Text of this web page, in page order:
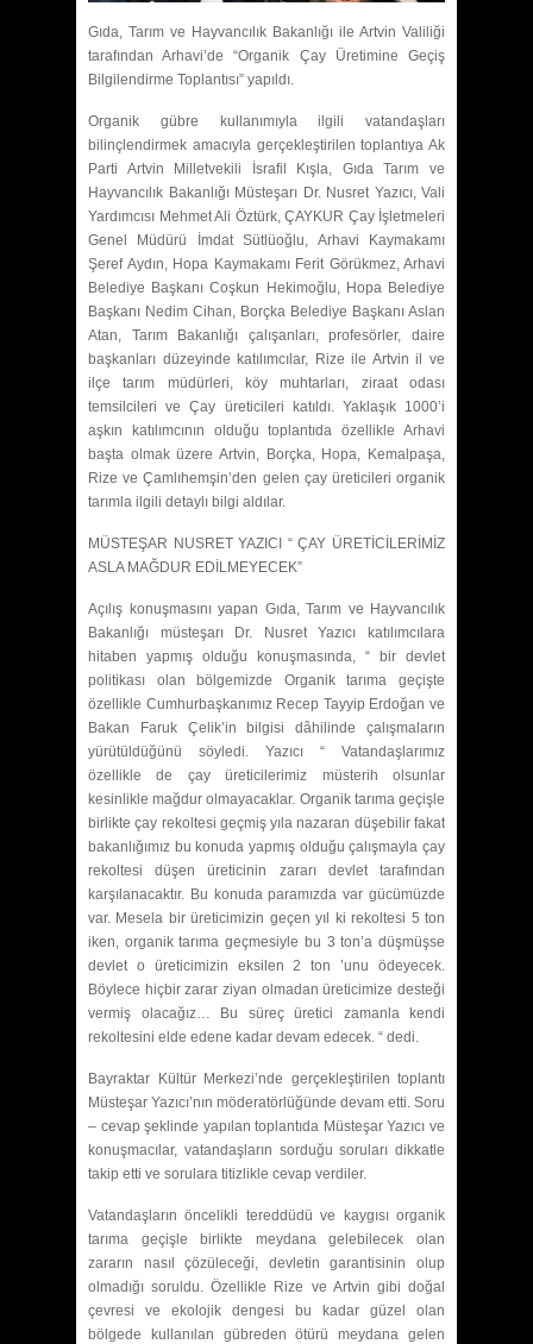
Gıda, Tarım ve Hayvancılık Bakanlığı ile Artvin Valiliği
tarafından Arhavi’de “Organik Çay Üretimine Geçiş
Bilgilendirme Toplantısı” yapıldı.
Organik gübre kullanımıyla ilgili vatandaşları
bilinçlendirmek amacıyla gerçekleştirilen toplantıya Ak
Parti Artvin Milletvekili İsrafil Kışla, Gıda Tarım ve
Hayvancılık Bakanlığı Müsteşarı Dr. Nusret Yazıcı, Vali
Yardımcısı Mehmet Ali Öztürk, ÇAYKUR Çay İşletmeleri
Genel Müdürü İmdat Sütlüoğlu, Arhavi Kaymakamı
Şeref Aydın, Hopa Kaymakamı Ferit Görükmez, Arhavi
Belediye Başkanı Coşkun Hekimoğlu, Hopa Belediye
Başkanı Nedim Cihan, Borçka Belediye Başkanı Aslan
Atan, Tarım Bakanlığı çalışanları, profesörler, daire
başkanları düzeyinde katılımcılar, Rize ile Artvin il ve
ilçe tarım müdürleri, köy muhtarları, ziraat odası
temsilcileri ve Çay üreticileri katıldı. Yaklaşık 1000’i
aşkın katılımcının olduğu toplantıda özellikle Arhavi
başta olmak üzere Artvin, Borçka, Hopa, Kemalpaşa,
Rize ve Çamlıhemşin’den gelen çay üreticileri organik
tarımla ilgili detaylı bilgi aldılar.
MÜSTEŞAR NUSRET YAZICI “ ÇAY ÜRETİCİLERİMİZ
ASLA MAĞDUR EDİLMEYECEK”
Açılış konuşmasını yapan Gıda, Tarım ve Hayvancılık
Bakanlığı müsteşarı Dr. Nusret Yazıcı katılımcılara
hitaben yapmış olduğu konuşmasında, “ bir devlet
politikası olan bölgemizde Organik tarıma geçişte
özellikle Cumhurbaşkanımız Recep Tayyip Erdoğan ve
Bakan Faruk Çelik’in bilgisi dâhilinde çalışmaların
yürütüldüğünü söyledi. Yazıcı “ Vatandaşlarımız
özellikle de çay üreticilerimiz müsterih olsunlar
kesinlikle mağdur olmayacaklar. Organik tarıma geçişle
birlikte çay rekoltesi geçmiş yıla nazaran düşebilir fakat
bakanlığımız bu konuda yapmış olduğu çalışmayla çay
rekoltesi düşen üreticinin zararı devlet tarafından
karşılanacaktır. Bu konuda paramızda var gücümüzde
var. Mesela bir üreticimizin geçen yıl ki rekoltesi 5 ton
iken, organik tarıma geçmesiyle bu 3 ton’a düşmüşse
devlet o üreticimizin eksilen 2 ton ’unu ödeyecek.
Böylece hiçbir zarar ziyan olmadan üreticimize desteği
vermiş olacağız… Bu süreç üretici zamanla kendi
rekoltesini elde edene kadar devam edecek. “ dedi.
Bayraktar Kültür Merkezi’nde gerçekleştirilen toplantı
Müsteşar Yazıcı’nın möderatörlüğünde devam etti. Soru
– cevap şeklinde yapılan toplantıda Müsteşar Yazıcı ve
konuşmacılar, vatandaşların sorduğu soruları dikkatle
takip etti ve sorulara titizlikle cevap verdiler.
Vatandaşların öncelikli tereddüdü ve kaygısı organik
tarıma geçişle birlikte meydana gelebilecek olan
zararın nasıl çözüleceği, devletin garantisinin olup
olmadığı soruldu. Özellikle Rize ve Artvin gibi doğal
çevresi ve ekolojik dengesi bu kadar güzel olan
bölgede kullanılan gübreden ötürü meydana gelen